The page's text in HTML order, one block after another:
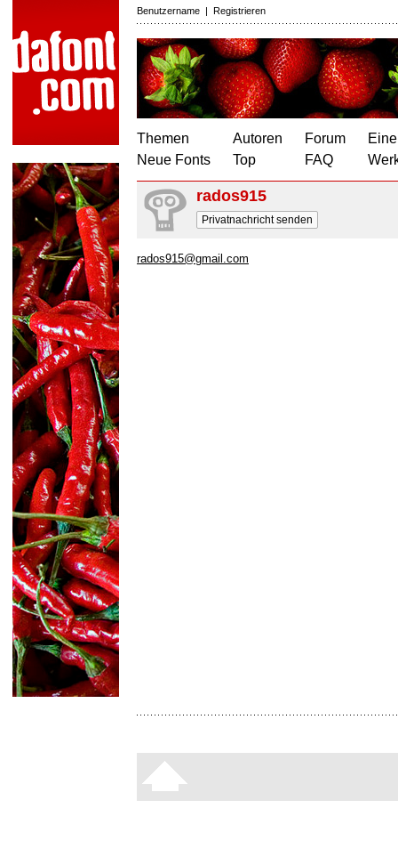
Benutzername | Registrieren
Themen
Neue Fonts
Autoren
Top
Forum
FAQ
rados915
Privatnachricht senden
rados915@gmail.com